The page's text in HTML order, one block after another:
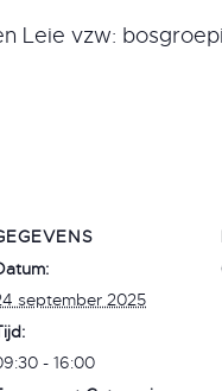
Leie vzw:
september 2025
- 16:00